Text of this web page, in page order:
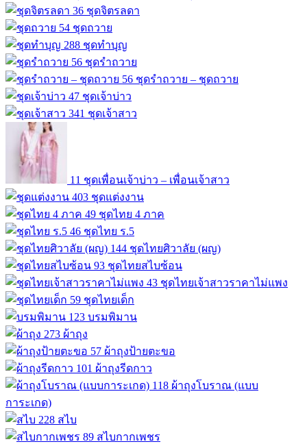
36 ชุดจิตรลดา
54 ชุดถวาย
288 ชุดทำบุญ
56 ชุดรำถวาย
56 ชุดรำถวาย – ชุดถวาย
47 ชุดเจ้าบ่าว
341 ชุดเจ้าสาว
11 ชุดเพื่อนเจ้าบ่าว – เพื่อนเจ้าสาว
403 ชุดแต่งงาน
49 ชุดไทย 4 ภาค
46 ชุดไทย ร.5
144 ชุดไทยศิวาลัย (ผญ)
93 ชุดไทยสไบซ้อน
43 ชุดไทยเจ้าสาวราคาไม่แพง
59 ชุดไทยเด็ก
123 บรมพิมาน
273 ผ้าถุง
57 ผ้าถุงป้ายตะขอ
101 ผ้าถุงรีดกาว
118 ผ้าถุงโบราณ (แบบ
การะเกด)
228 สไบ
89 สไบกากเพชร